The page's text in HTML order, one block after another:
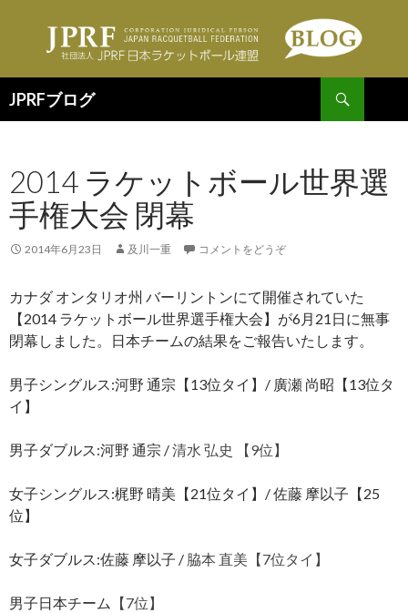
JPRFブログ
索
ン
ツ
へ
移
動
2014 ラケットボール世界選
手権大会 閉幕
2014年6月23日 及川一重 コメントをどうぞ
カナダ オンタリオ州 バーリントンにて開催されていた
【2014 ラケットボール世界選手権大会】が6月21日に無事
閉幕しました。日本チームの結果をご報告いたします。
男子シングルス:河野 通宗【13位タイ】/ 廣瀬 尚昭【13位タ
イ】
男子ダブルス:河野 通宗 /清水 弘史 【9位】
女子シングルス:梶野 晴美【21位タイ】/ 佐藤 摩以子【25
位】
女子ダブルス:佐藤 摩以子 / 脇本 直美【7位タイ】
男子日本チーム 【7位】